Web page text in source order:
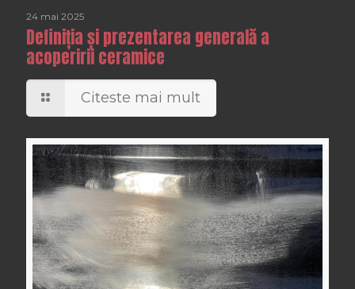
24 mai 2025
Definiția și prezentarea generală a
acoperirii ceramice
Citeste mai mult